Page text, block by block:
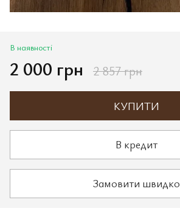
В наявності
2 000 грн 2 857 грн
КУПИТИ
В кредит
Замовити швидко